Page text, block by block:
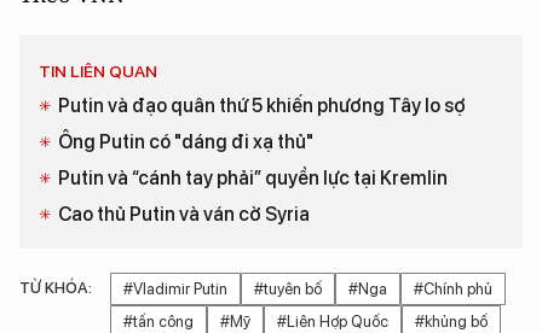
TIN LIÊN QUAN
Putin và đạo quân thứ 5 khiến phương Tây lo sợ
Ông Putin có "dáng đi xạ thủ"
Putin và “cánh tay phải” quyền lực tại Kremlin
Cao thủ Putin và ván cờ Syria
TỪ KHÓA: #Vladimir Putin #tuyên bố #Nga
#Chính phủ
#tấn công
#Mỹ #Liên Hợp Quốc
#khủng bố